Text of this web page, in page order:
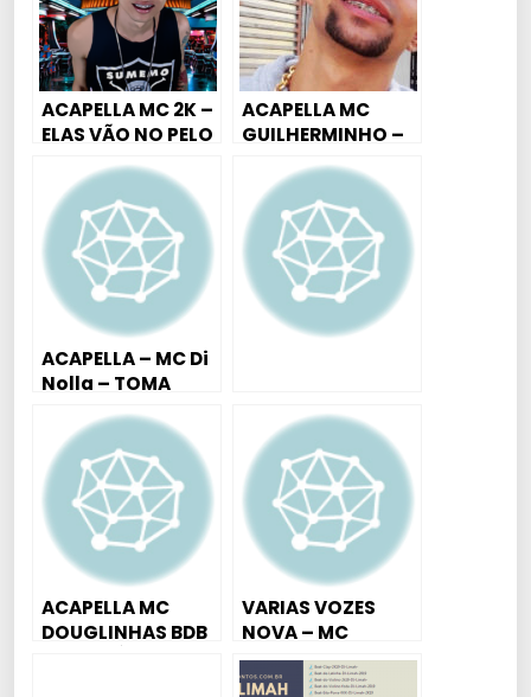
ACAPELLA MC 2K –
ELAS VÃO NO PELO
ACAPELLA MC
GUILHERMINHO –
ACABA COM A
MENINA DELA
ACAPELLA – MC Di
Nolla – TOMA
ACAPELLA MC
DOUGLINHAS BDB
VARIAS VOZES
NOVA – MC
MALVIM 2019 –
EXCLUSIVAS